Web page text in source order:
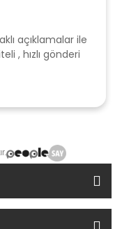
açıklamalar ile
, hızlı gönderi